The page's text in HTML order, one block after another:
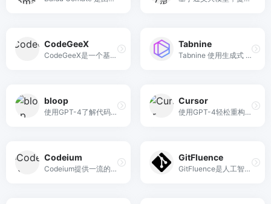
CodeGeeX
CodeGeeX是一个基于AI大模型的编程辅助工具，可以实现自动代码生成、代码翻译、自动编写注释等功能，支持20多种编程语言。CodeGeeX is an AI-based coding assistant, which can suggest code in the current or following lines. It is powered by a large-scale multilingual code generation model with 13 billion parameters, pretrained on a large code corpus of more than 20 programming languages.
Tabnine
Tabnine 使用生成式 AI 技术根据上下文和语法预测和建议您的下一行代码。整行代码补全、全功能代码补全、编码的自然语言
bloop
使用GPT-4了解代码库和语义代码搜索
Cursor
使用GPT-4轻松重构、理解和编写代码。
Codeium
Codeium提供一流的人工智能代码完成和搜索——全部免费。它支持20多种语言，并与您最喜欢的IDE集成，速度快如闪电...
GitFluence
GitFluence是人工智能驱动的解决方案，可帮助您快速找到正确的命令。立即开始使用Git命令生成器，节省时间。